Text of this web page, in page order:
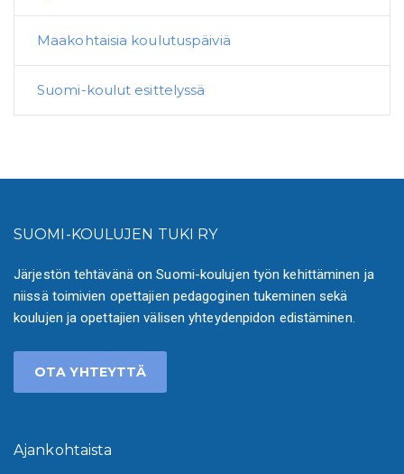
Maakohtaisia koulutuspäiviä
Suomi-koulut esittelyssä
SUOMI-KOULUJEN TUKI RY
Järjestön tehtävänä on Suomi-koulujen työn kehittäminen ja
niissä toimivien opettajien pedagoginen tukeminen sekä
koulujen ja opettajien välisen yhteydenpidon edistäminen.
OTA YHTEYTTÄ
Ajankohtaista